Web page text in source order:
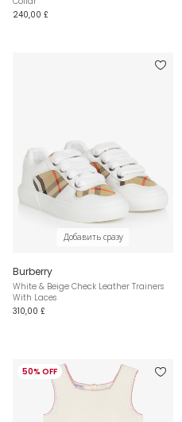
240,00 £
Добавить сразу
Burberry
White & Beige Check Leather Trainers
With Laces
310,00 £
50% OFF